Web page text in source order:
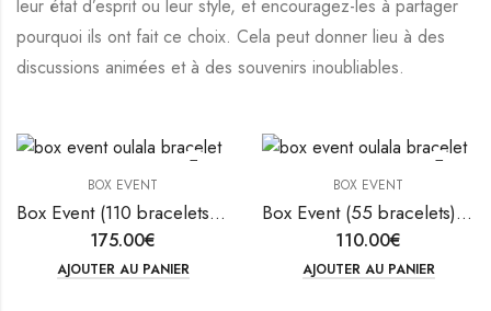
leur état d’esprit ou leur style, et encouragez-les à partager
pourquoi ils ont fait ce choix. Cela peut donner lieu à des
discussions animées et à des souvenirs inoubliables.
BOX EVENT
Box Event (110 bracelets) x Oulala Bracelet
175.00€
AJOUTER AU PANIER
BOX EVENT
Box Event (55 bracelets) x Oulala Bracelet
110.00€
AJOUTER AU PANIER